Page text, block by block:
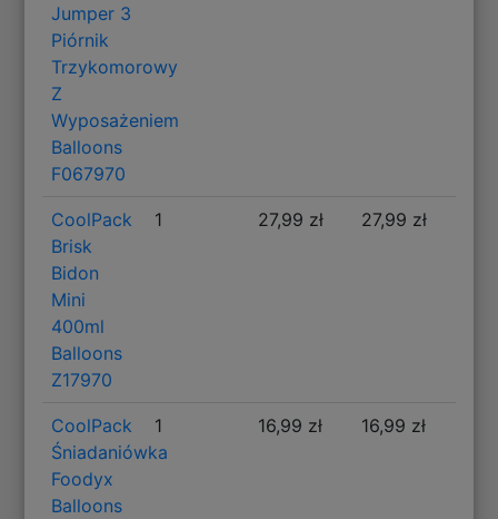
Jumper 3
Piórnik
Trzykomorowy
Z
Wyposażeniem
Balloons
F067970
CoolPack
Brisk
Bidon
Mini
400ml
Balloons
Z17970
1 27,99 zł 27,99 zł
CoolPack
Śniadaniówka
Foodyx
Balloons
1 16,99 zł 16,99 zł